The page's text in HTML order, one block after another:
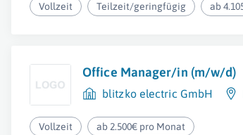
Vollzeit Teilzeit/geringfügig ab
Office Manager/in (m/w/d)
blitzko electric GmbH
Vollzeit ab 2.500€ pro Monat